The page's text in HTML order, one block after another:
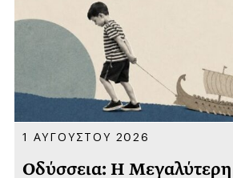
1 ΑΥΓΟΥΣΤΟΥ 2026
Οδύσσεια: Η Μεγαλύτερη